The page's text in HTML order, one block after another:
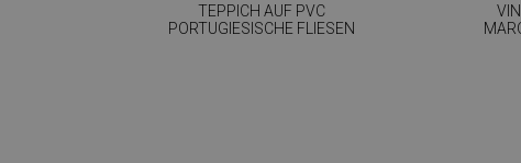
TEPPICH AUF PVC
PORTUGIESISCHE FLIESEN